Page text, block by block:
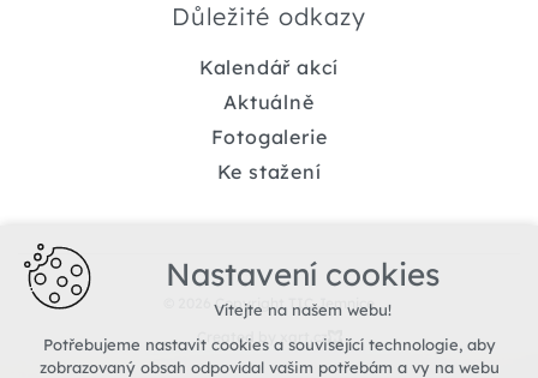
Důležité odkazy
Kalendář akcí
Aktuálně
Fotogalerie
Ke stažení
© 2026 Copyright TIC Jemnice
Created by xart.cz
Nastavení cookies
Vítejte na našem webu!
Potřebujeme nastavit cookies a související technologie, aby
zobrazovaný obsah odpovídal vašim potřebám a vy na webu